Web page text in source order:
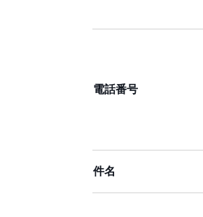
電話番号
件名